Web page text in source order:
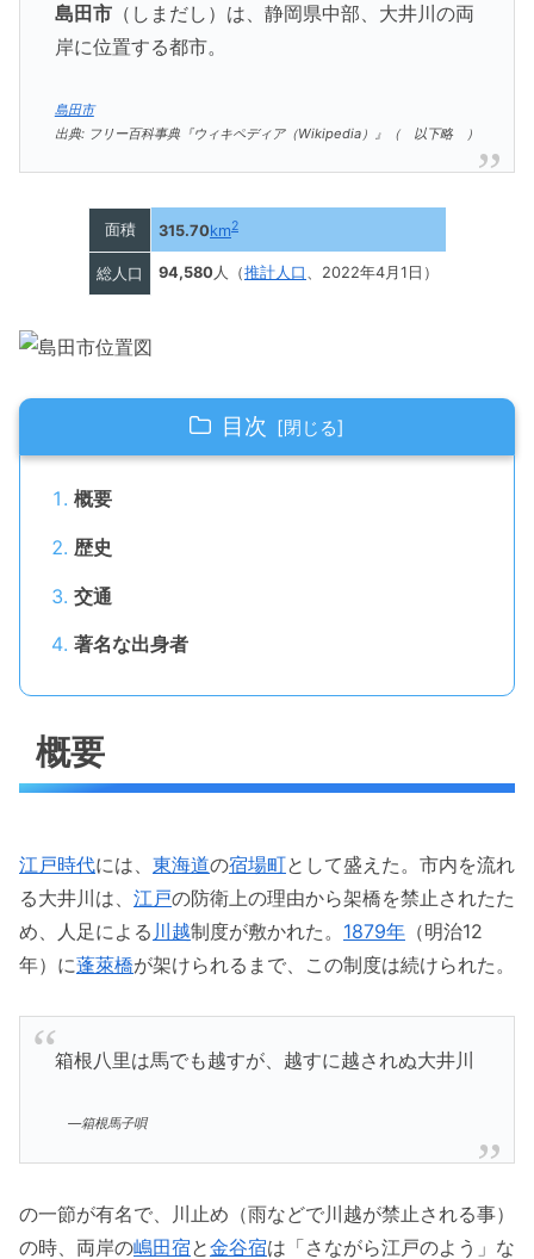
島田市（しまだし）は、静岡県中部、大井川の両
岸に位置する都市。
島田市
出典: フリー百科事典『ウィキペディア（Wikipedia）』（ 以下略 ）
面積 315.70km2
総人口 94,580 人（推計人口 、2022年4月1日）
目次
概要
歴史
交通
著名な出身者
概要
江戸時代には、 東海道の宿場町として盛えた。市内を流れ
る大井川は、 江戸の防衛上の理由から架橋を禁止されたた
め、人足による 川越制度が敷かれた。 1879年 （明治12
年）に蓬萊橋が架けられるまで、この制度は続けられた。
箱根八里は馬でも越すが、越すに越されぬ大井川
—箱根馬子唄
の一節が有名で、川止め（雨などで川越が禁止される事）
の時、両岸の嶋田宿と金谷宿は「さながら江戸のよう」な